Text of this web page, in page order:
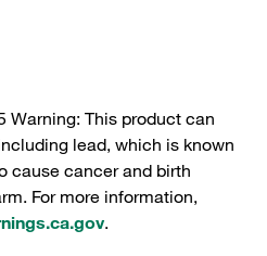
This product can
lead, which is known
cause cancer and birth
For more information,
.